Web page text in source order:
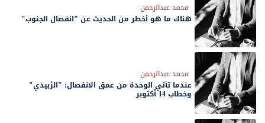
محمد عبدالرحمن
هناك ما هو أخطر من الحديث عن "انفصال الجنوب"
محمد عبدالرحمن
عندما تأتي الوحدة من عمق الانفصال: "الزُبيدي"
وخطاب 14 أكتوبر